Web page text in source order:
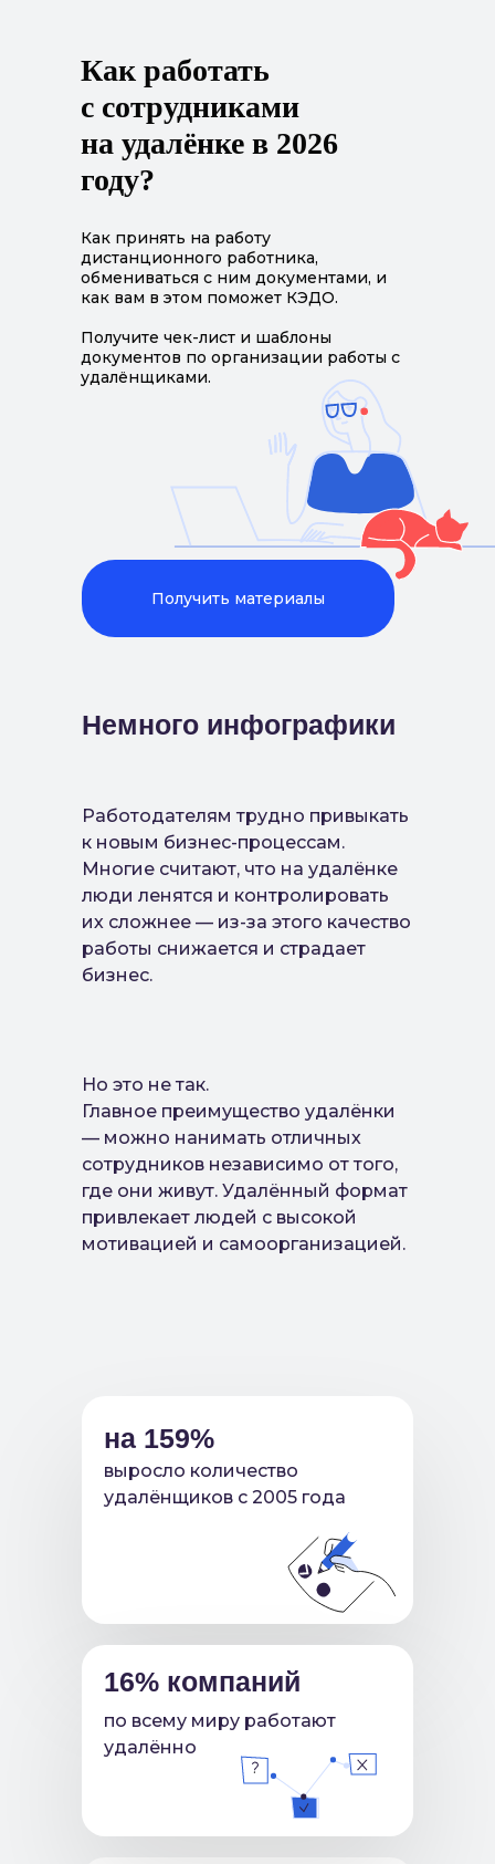
Как работать
с сотрудниками
на удалёнке в 2026
году?
Как принять на работу
дистанционного работника,
обмениваться с ним документами, и
как вам в этом поможет КЭДО.
Получить материалы
Получите чек-лист и шаблоны
документов по организации работы с
удалёнщиками.
Работодателям трудно привыкать
к новым бизнес-процессам.
Многие считают, что на удалёнке
люди ленятся и контролировать
их сложнее — из-за этого качество
работы снижается и страдает
бизнес.
Немного инфографики
выросло количество
удалёнщиков с 2005 года
на 159%
по всему миру работают
удалённо
16% компаний
Но это не так.
Главное преимущество удалёнки
— можно нанимать отличных
сотрудников независимо от того,
где они живут. Удалённый формат
привлекает людей с высокой
мотивацией и самоорганизацией.